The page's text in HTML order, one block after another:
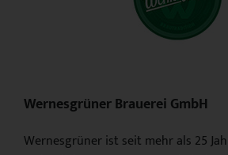
Wernesgrüner Brauerei GmbH
Wernesgrüner ist seit mehr als 25